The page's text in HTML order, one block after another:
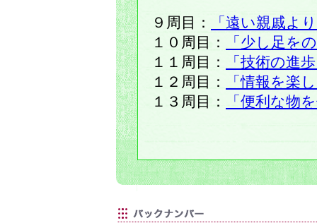
９周目：
「遠い親戚よ
１０周目：
「少し足を
１１周目：
「技術の進
１２周目：
「情報を楽
１３周目：
「便利な物